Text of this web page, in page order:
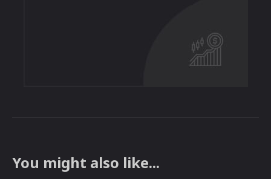
You might also like...